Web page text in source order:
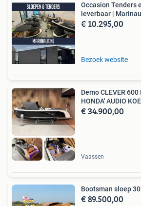
Occasion Tenders
leverbaar |
€ 10.295,00
Bezoek website
Demo CLEVER 600
HONDA' AUDIO
€ 34.900,00
Vaassen
Bootsman sloep
€ 89.500,00